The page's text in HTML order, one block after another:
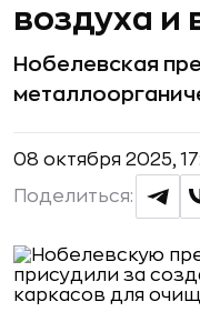
воздуха и
Нобелевская
08 октября 2025,
Поделиться: